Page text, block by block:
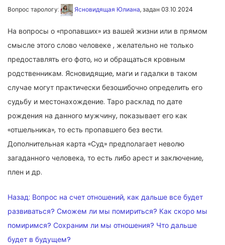
Вопрос тарологу: Ясновидящая Юлиана, задан 03.10.2024
На вопросы о «пропавших» из вашей жизни или в прямом
смысле этого слово человеке , желательно не только
предоставлять его фото, но и обращаться кровным
родственникам. Ясновидящие, маги и гадалки в таком
случае могут практически безошибочно определить его
судьбу и местонахождение. Таро расклад по дате
рождения на данного мужчину, показывает его как
«отшельника», то есть пропавшего без вести.
Дополнительная карта «Суд» предполагает неволю
загаданного человека, то есть либо арест и заключение,
плен и др.
НАВИГАЦИЯ
ПО
ЗАПИСЯМ
Назад: Вопрос на счет отношений, как дальше все будет
развиваться? Сможем ли мы помириться? Как скоро мы
помиримся? Сохраним ли мы отношения? Что дальше
будет в будущем?